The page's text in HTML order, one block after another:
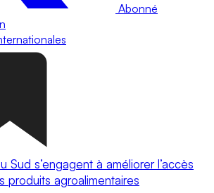
Abonné
Sud s’engagent à améliorer l’accès
produits agroalimentaires